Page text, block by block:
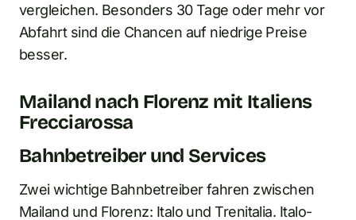
vergleichen. Besonders 30 Tage oder mehr vor
Abfahrt sind die Chancen auf niedrige Preise
besser.
Mailand nach Florenz mit Italiens
Frecciarossa
Bahnbetreiber und Services
Zwei wichtige Bahnbetreiber fahren zwischen
Mailand und Florenz: Italo und Trenitalia. Italo-